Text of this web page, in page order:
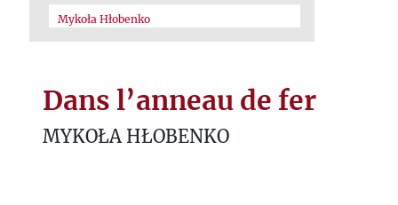
Mykoła Hłobenko
Dans l’anneau de fer
MYKOŁA HŁOBENKO